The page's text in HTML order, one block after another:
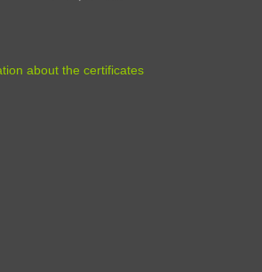
about the certificates